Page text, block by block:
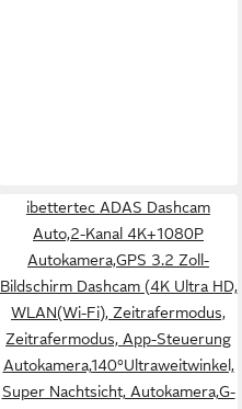
ibettertec ADAS Dashcam
Auto,2-Kanal 4K+1080P
Autokamera,GPS 3.2 Zoll-
Bildschirm Dashcam (4K Ultra HD,
WLAN(Wi-Fi), Zeitrafermodus,
Zeitrafermodus, App-Steuerung
Autokamera,140°Ultraweitwinkel,
Super Nachtsicht, Autokamera,G-